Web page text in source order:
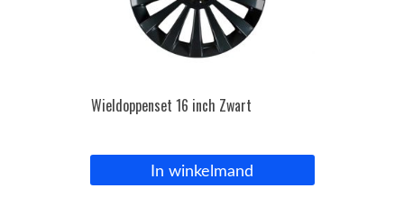
Wieldoppenset 16 inch Zwart
In winkelmand